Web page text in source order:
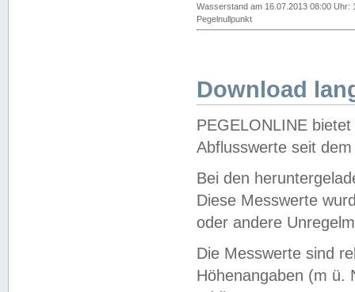
Wasserstand am 16.07.2013 08:00 Uhr:
Pegelnullpunkt
Download
PEGELONLINE
Abflusswerte seit
Bei den
Diese Messwerte
oder andere
Die Messwerte sind
Höhenangaben (m ü.